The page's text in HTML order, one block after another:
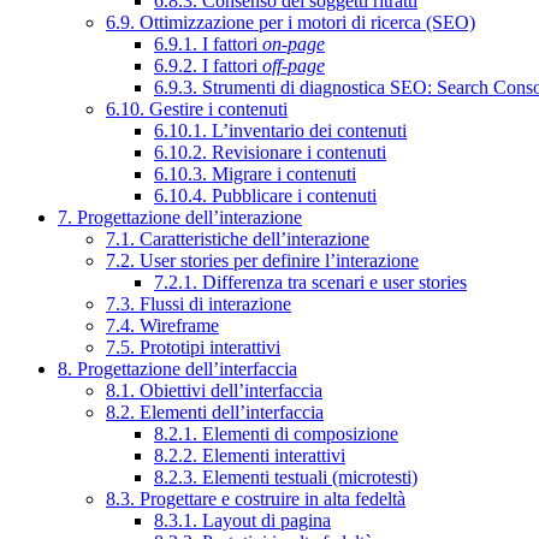
6.9. Ottimizzazione per i motori di ricerca (SEO)
6.9.1. I fattori on-page
6.9.2. I fattori off-page
6.9.3. Strumenti di diagnostica SEO: Search
6.10. Gestire i contenuti
6.10.1. L’inventario dei contenuti
6.10.2. Revisionare i contenuti
6.10.3. Migrare i contenuti
6.10.4. Pubblicare i contenuti
7. Progettazione dell’interazione
7.1. Caratteristiche dell’interazione
7.2. User stories per definire l’interazione
7.2.1. Differenza tra scenari e user stories
7.3. Flussi di interazione
7.4. Wireframe
7.5. Prototipi interattivi
8. Progettazione dell’interfaccia
8.1. Obiettivi dell’interfaccia
8.2. Elementi dell’interfaccia
8.2.1. Elementi di composizione
8.2.2. Elementi interattivi
8.2.3. Elementi testuali (microtesti)
8.3. Progettare e costruire in alta fedeltà
8.3.1. Layout di pagina